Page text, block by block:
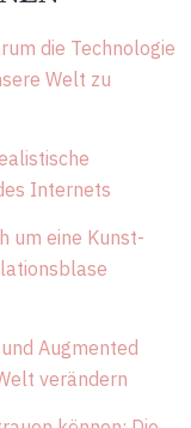
die Technologie
Welt zu
Internets
um eine Kunst-
Augmented
verändern